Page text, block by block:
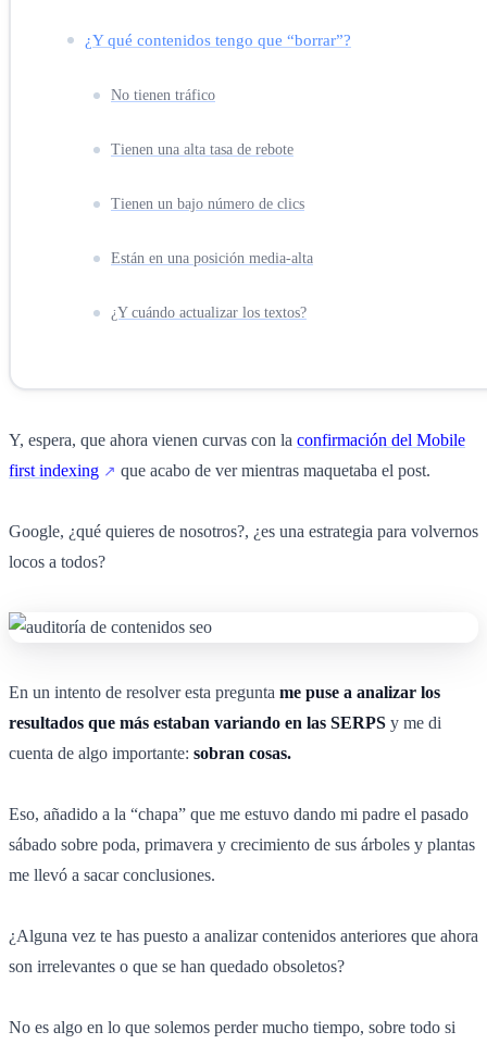
¿Y qué contenidos tengo que “borrar”?
No tienen tráfico
Tienen una alta tasa de rebote
Tienen un bajo número de clics
Están en una posición media-alta
¿Y cuándo actualizar los textos?
Y, espera, que ahora vienen curvas con la confirmación del Mobile
first indexing
que acabo de ver mientras maquetaba el post.
Google, ¿qué quieres de nosotros?, ¿es una estrategia para volvernos
locos a todos?
En un intento de resolver esta pregunta me puse a analizar los
resultados que más estaban variando en las SERPS y me di
cuenta de algo importante: sobran cosas.
Eso, añadido a la “chapa” que me estuvo dando mi padre el pasado
sábado sobre poda, primavera y crecimiento de sus árboles y plantas
me llevó a sacar conclusiones.
¿Alguna vez te has puesto a analizar contenidos anteriores que ahora
son irrelevantes o que se han quedado obsoletos?
No es algo en lo que solemos perder mucho tiempo, sobre todo si